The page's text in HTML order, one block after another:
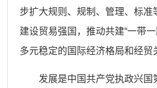
步扩大规则、规制、管理、标准
建设贸易强国，推动共建“一带
多元稳定的国际经济格局和经贸
发展是中国共产党执政兴国